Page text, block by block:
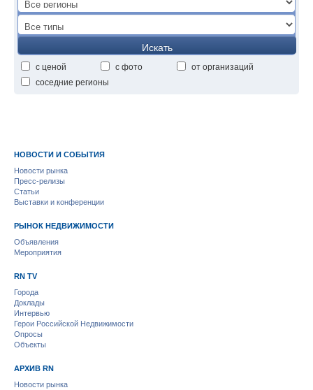
Искать
с ценой с фото
от организаций
соседние регионы
НОВОСТИ И СОБЫТИЯ
Новости рынка
Пресс-релизы
Статьи
Выставки и конференции
РЫНОК НЕДВИЖИМОСТИ
Объявления
Мероприятия
RN TV
Города
Доклады
Интервью
Герои Российской Недвижимости
Опросы
Объекты
АРХИВ RN
Новости рынка